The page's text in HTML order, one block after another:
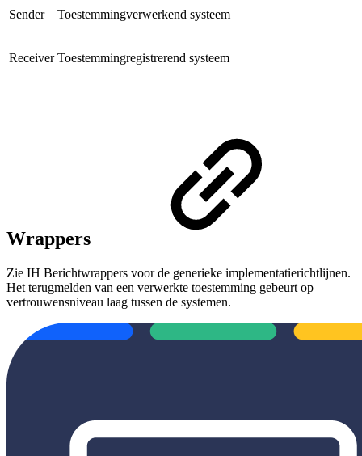
Sender Toestemmingverwerkend systeem
Receiver Toestemmingregistrerend systeem
Wrappers
Zie IH Berichtwrappers voor de generieke implementatierichtlijnen.
Het terugmelden van een verwerkte toestemming gebeurt op
vertrouwensniveau laag tussen de systemen.